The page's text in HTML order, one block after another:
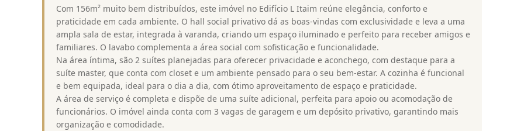
Com 156m² muito bem distribuídos, este imóvel no Edifício L Itaim reúne elegância, conforto e
praticidade em cada ambiente. O hall social privativo dá as boas-vindas com exclusividade e leva a uma
ampla sala de estar, integrada à varanda, criando um espaço iluminado e perfeito para receber amigos e
familiares. O lavabo complementa a área social com sofisticação e funcionalidade.
Na área íntima, são 2 suítes planejadas para oferecer privacidade e aconchego, com destaque para a
suíte master, que conta com closet e um ambiente pensado para o seu bem-estar. A cozinha é funcional
e bem equipada, ideal para o dia a dia, com ótimo aproveitamento de espaço e praticidade.
A área de serviço é completa e dispõe de uma suíte adicional, perfeita para apoio ou acomodação de
funcionários. O imóvel ainda conta com 3 vagas de garagem e um depósito privativo, garantindo mais
organização e comodidade.